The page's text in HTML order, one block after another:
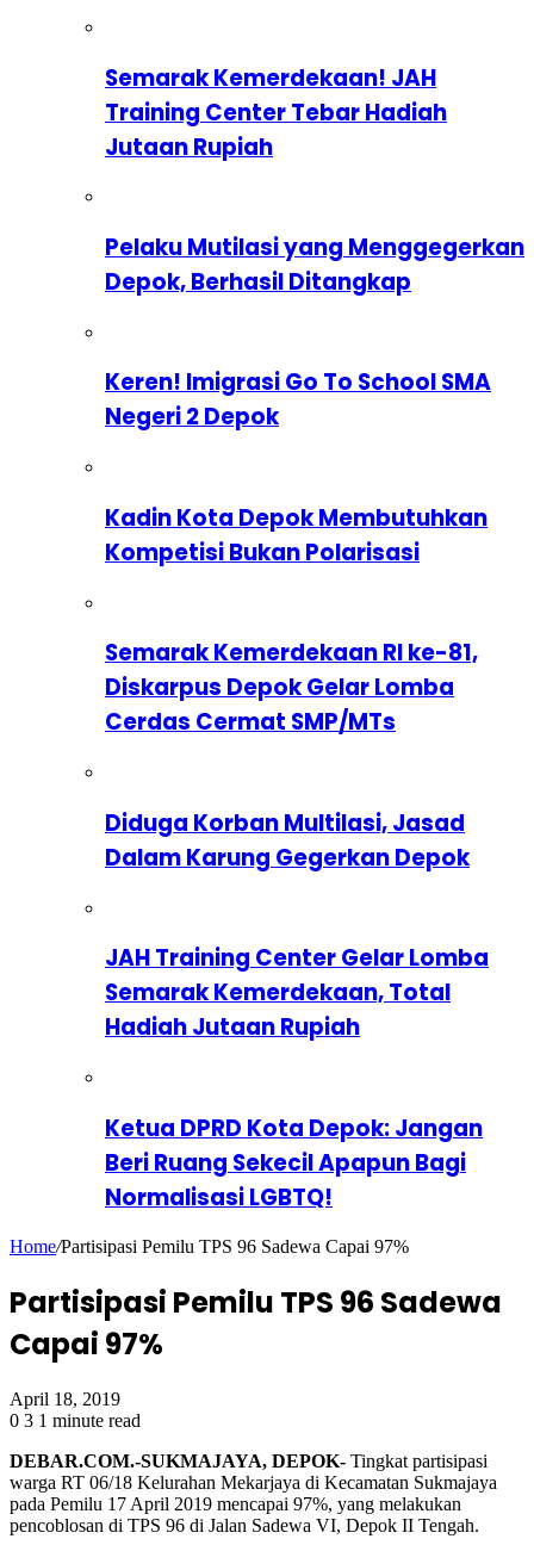
Semarak Kemerdekaan! JAH
Training Center Tebar Hadiah
Jutaan Rupiah
Pelaku Mutilasi yang Menggegerkan
Depok, Berhasil Ditangkap
Keren! Imigrasi Go To School SMA
Negeri 2 Depok
Kadin Kota Depok Membutuhkan
Kompetisi Bukan Polarisasi
Semarak Kemerdekaan RI ke-81,
Diskarpus Depok Gelar Lomba
Cerdas Cermat SMP/MTs
Diduga Korban Multilasi, Jasad
Dalam Karung Gegerkan Depok
JAH Training Center Gelar Lomba
Semarak Kemerdekaan, Total
Hadiah Jutaan Rupiah
Ketua DPRD Kota Depok: Jangan
Beri Ruang Sekecil Apapun Bagi
Normalisasi LGBTQ!
Home/Partisipasi Pemilu TPS 96 Sadewa Capai 97%
Partisipasi Pemilu TPS 96 Sadewa
Capai 97%
April 18, 2019
0 3 1 minute read
DEBAR.COM.-SUKMAJAYA, DEPOK- Tingkat partisipasi
warga RT 06/18 Kelurahan Mekarjaya di Kecamatan Sukmajaya
pada Pemilu 17 April 2019 mencapai 97%, yang melakukan
pencoblosan di TPS 96 di Jalan Sadewa VI, Depok II Tengah.